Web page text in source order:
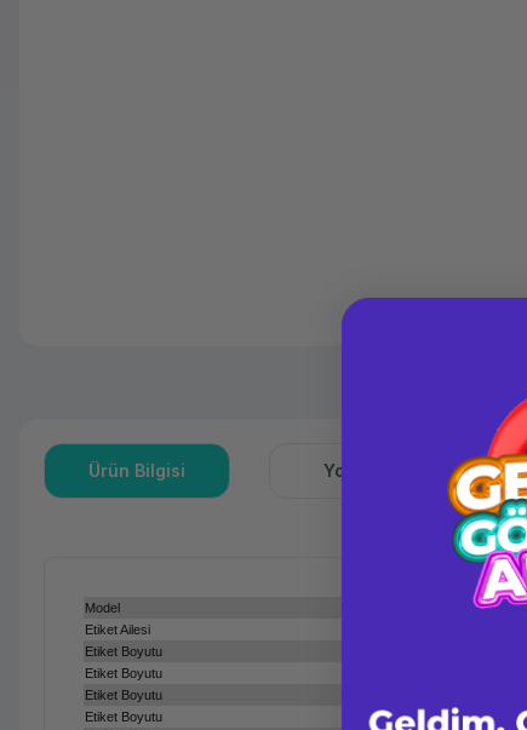
Ürün Bilgisi Yorumlar
Model
Etiket Ailesi
Etiket Boyutu
Etiket Boyutu
Etiket Boyutu
Etiket Boyutu